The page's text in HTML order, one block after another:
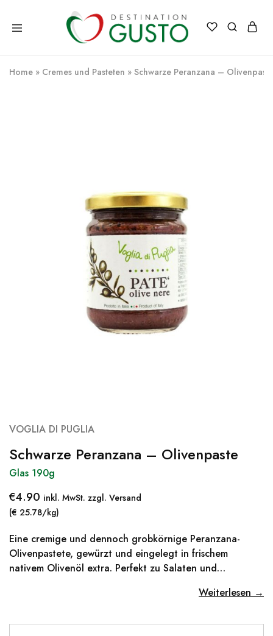
Destination
Gusto
Italienische
Exzellenz
–
100%
Home » Cremes und Pasteten » Schwarze Peranzana – Olivenpaste
VOGLIA DI PUGLIA
Schwarze Peranzana – Olivenpaste
Glas 190g
€4.90 inkl. MwSt. zzgl. Versand
(€ 25.78/kg)
Eine cremige und dennoch grobkörnige Peranzana-
Olivenpastete, gewürzt und eingelegt in frischem
nativem Olivenöl extra. Perfekt zu Salaten und…
Weiterlesen →